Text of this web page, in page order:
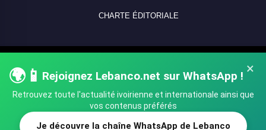
×
🌍📱 Rejoignez Lebanco.net sur WhatsApp !
Retrouvez toute l'actualité ivoirienne et internationale ainsi que
vos contenus préférés
Je découvre la chaîne WhatsApp de Lebanco
CHARTE ÉDITORIALE
réservés - All rights reserved.